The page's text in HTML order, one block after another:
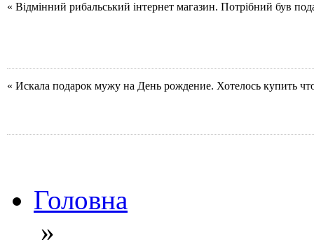
« Відмінний рибальський інтернет магазин. Потрібний був
« Искала подарок мужу на День рождение. Хотелось купить
Головна
»